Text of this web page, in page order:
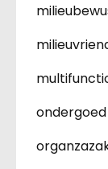
ondergoed